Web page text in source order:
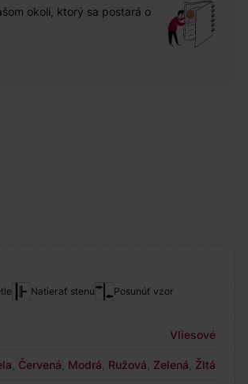
okolí, ktorý sa postará o
Natierať stenu
Posunúť vzor
Vliesové
Červená Modrá Ružová Zelená Žltá